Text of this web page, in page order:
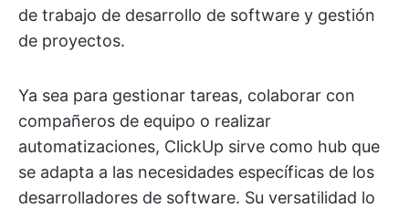
de trabajo de desarrollo de software y gestión
de proyectos.
Ya sea para gestionar tareas, colaborar con
compañeros de equipo o realizar
automatizaciones, ClickUp sirve como hub que
se adapta a las necesidades específicas de los
desarrolladores de software. Su versatilidad lo